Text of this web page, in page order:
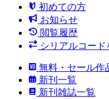
初めての方
お知らせ
閲覧履歴
シリアルコード
無料・セール作
新刊一覧
新刊雑誌一覧